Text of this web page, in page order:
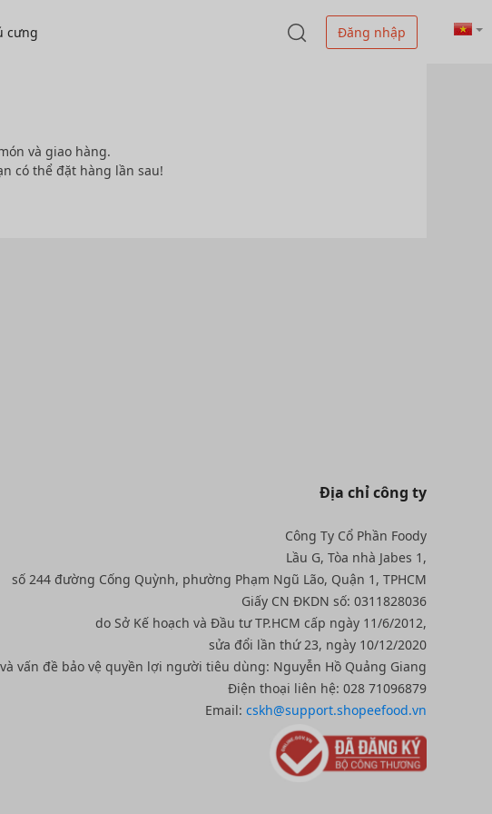
cưng Đăng nhập
và giao hàng.
có thể đặt hàng lần sau!
Địa chỉ công ty
Công Ty Cổ Phần Foody
Lầu G, Tòa nhà Jabes 1,
số 244 đường Cống Quỳnh, phường Phạm Ngũ Lão, Quận 1, TPHCM
Giấy CN ĐKDN số: 0311828036
do Sở Kế hoạch và Đầu tư TP.HCM cấp ngày 11/6/2012,
sửa đổi lần thứ 23, ngày 10/12/2020
vấn đề bảo vệ quyền lợi người tiêu dùng: Nguyễn Hồ Quảng Giang
Điện thoại liên hệ: 028 71096879
Email: cskh@support.shopeefood.vn